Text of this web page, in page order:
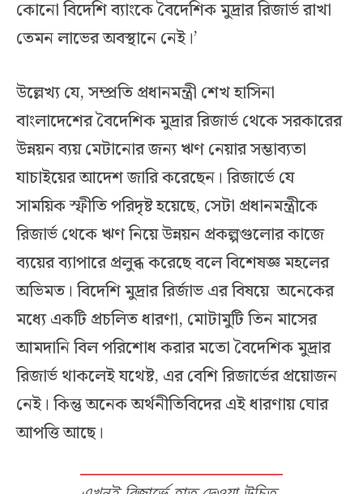
কোনো বিদেশি ব্যাংকে বৈদেশিক মুদ্রার রিজার্ভ রাখা
তেমন লাভের অবস্থানে নেই।’
উল্লেখ্য যে, সম্প্রতি প্রধানমন্ত্রী শেখ হাসিনা
বাংলাদেশের বৈদেশিক মুদ্রার রিজার্ভ থেকে সরকারের
উন্নয়ন ব্যয় মেটানোর জন্য ঋণ নেয়ার সম্ভাব্যতা
যাচাইয়ের আদেশ জারি করেছেন। রিজার্ভে যে
সাময়িক স্ফীতি পরিদৃষ্ট হয়েছে, সেটা প্রধানমন্ত্রীকে
রিজার্ভ থেকে ঋণ নিয়ে উন্নয়ন প্রকল্পগুলোর কাজে
ব্যয়ের ব্যাপারে প্রলুব্ধ করেছে বলে বিশেষজ্ঞ মহলের
অভিমত। বিদেশি মুদ্রার রির্জাভ এর বিষয়ে অনেকের
মধ্যে একটি প্রচলিত ধারণা, মোটামুটি তিন মাসের
আমদানি বিল পরিশোধ করার মতো বৈদেশিক মুদ্রার
রিজার্ভ থাকলেই যথেষ্ট, এর বেশি রিজার্ভের প্রয়োজন
নেই। কিন্তু অনেক অর্থনীতিবিদের এই ধারণায় ঘোর
আপত্তি আছে।